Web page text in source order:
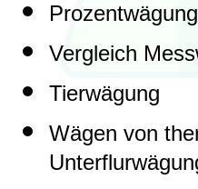
Prozentwägung
Vergleich
Tierwägung
Wägen von